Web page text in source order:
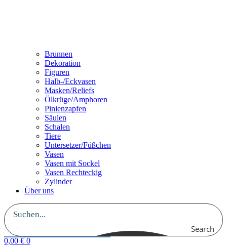
Brunnen
Dekoration
Figuren
Halb-/Eckvasen
Masken/Reliefs
Ölkrüge/Amphoren
Pinienzapfen
Säulen
Schalen
Tiere
Untersetzer/Füßchen
Vasen
Vasen mit Sockel
Vasen Rechteckig
Zylinder
Über uns
Search
0,00 € 0